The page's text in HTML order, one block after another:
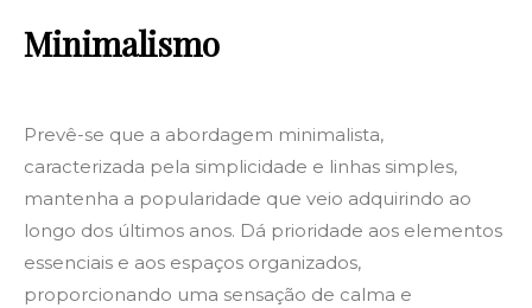
Minimalismo
Prevê-se que a abordagem minimalista,
caracterizada pela simplicidade e linhas simples,
mantenha a popularidade que veio adquirindo ao
longo dos últimos anos. Dá prioridade aos elementos
essenciais e aos espaços organizados,
proporcionando uma sensação de calma e